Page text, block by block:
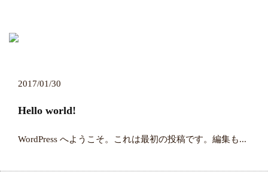
2017/01/30
Hello world!
WordPress へようこそ。これは最初の投稿です。編集も...